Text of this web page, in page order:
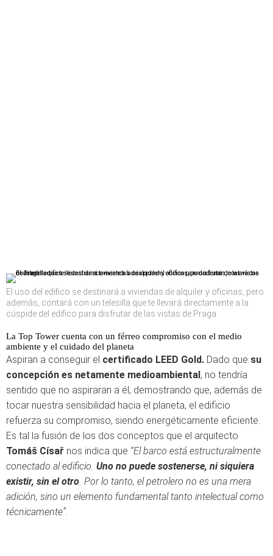
El uso del edifico se destinará a viviendas de alquiler y oficinas, pero
además, contará con un telesilla que te llevará directamente a la
cúspide del edifico para disfrutar de las vistas de Praga
La Top Tower cuenta con un férreo compromiso con el medio
ambiente y el cuidado del planeta
Aspiran a conseguir el certificado LEED Gold. Dado que su
concepción es netamente medioambiental, no tendría
sentido que no aspiraran a él, demostrando que, además de
tocar nuestra sensibilidad hacia el planeta, el edificio
refuerza su compromiso, siendo energéticamente eficiente.
Es tal la fusión de los dos conceptos que el arquitecto
Tomáš Císař nos indica que “El barco está estructuralmente
conectado al edificio. Uno no puede sostenerse, ni siquiera
existir, sin el otro. Por lo tanto, el petrolero no es una mera
adición, sino un elemento fundamental tanto intelectual como
técnicamente”.